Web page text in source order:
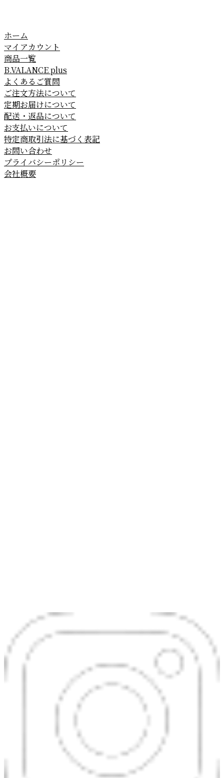
ホーム
マイアカウント
商品一覧
B.VALANCE plus
よくあるご質問
ご注文方法について
定期お届けについて
配送・返品について
お支払いについて
特定商取引法に基づく表記
お問い合わせ
プライバシーポリシー
会社概要